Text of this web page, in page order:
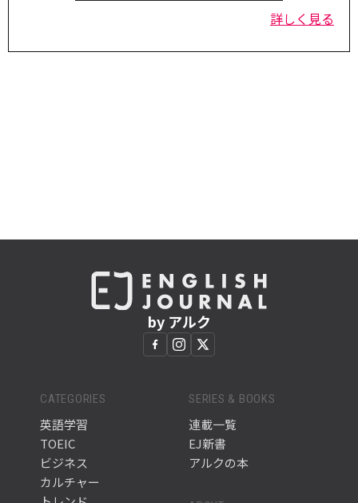
詳しく見る
by アルク
CATEGORIES
英語学習
TOEIC
ビジネス
カルチャー
SERIES & BOOKS
連載一覧
EJ新書
アルクの本